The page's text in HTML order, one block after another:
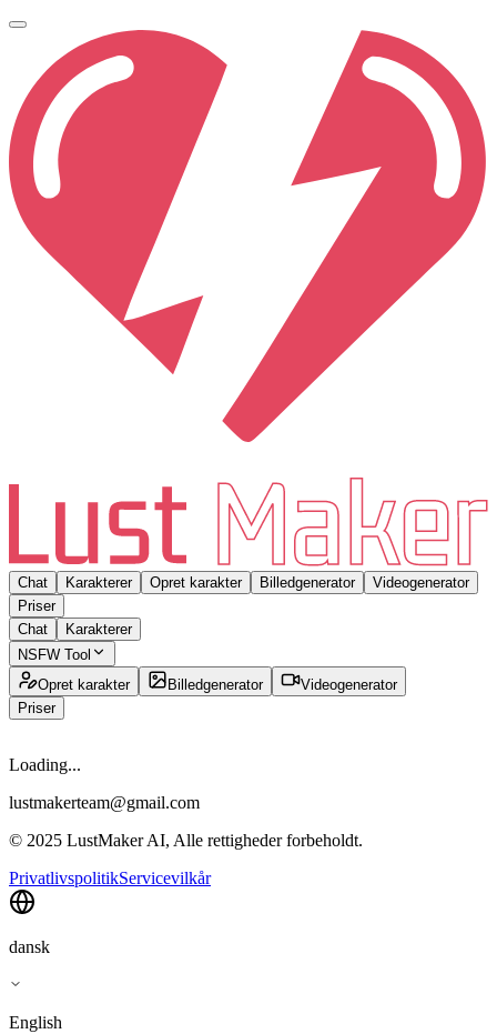
Chat Karakterer Opret karakter Billedgenerator
Videogenerator
Priser
Chat
Karakterer
NSFW Tool
Opret karakter
Billedgenerator
Videogenerator
Priser
Loading...
lustmakerteam@gmail.com
© 2025 LustMaker AI, Alle rettigheder forbeholdt.
PrivatlivspolitikServicevilkår
dansk
English